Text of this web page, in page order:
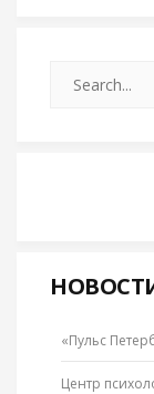
«Пульс
Центр